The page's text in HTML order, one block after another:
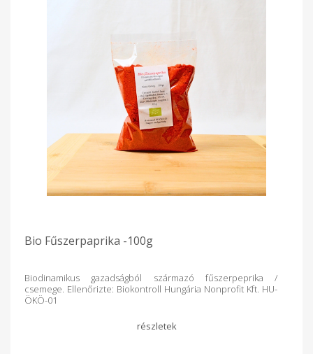
Bio Fűszerpaprika -100g
Biodinamikus gazadságból származó fűszerpeprika /
csemege. Ellenőrizte: Biokontroll Hungária Nonprofit Kft. HU-
ÖKÖ-01